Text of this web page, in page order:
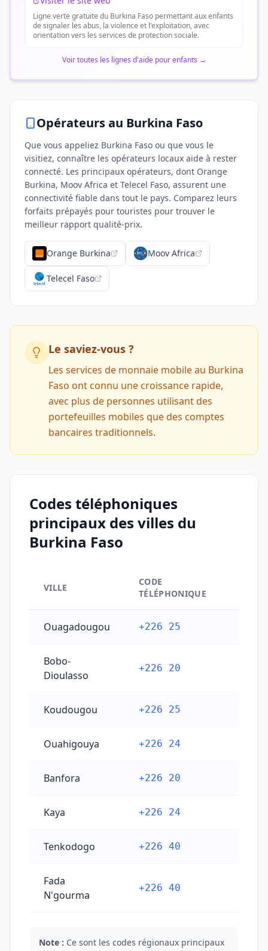
Ligne verte gratuite du Burkina Faso permettant aux enfants
de signaler les abus, la violence et l'exploitation, avec
orientation vers les services de protection sociale.
Voir toutes les lignes d'aide pour enfants →
Opérateursau Burkina Faso
Que vous appeliez Burkina Faso ou que vous le
visitiez, connaître les opérateurs locaux aide à rester
connecté. Les principaux opérateurs, dont Orange
Burkina, Moov Africa et Telecel Faso, assurent une
connectivité fiable dans tout le pays. Comparez leurs
forfaits prépayés pour touristes pour trouver le
meilleur rapport qualité-prix.
Orange Burkina Moov Africa
Telecel Faso
Le saviez-vous ?
Les services de monnaie mobile au Burkina
Faso ont connu une croissance rapide,
avec plus de personnes utilisant des
portefeuilles mobiles que des comptes
bancaires traditionnels.
Codes téléphoniques
principaux des villes du
Burkina Faso
VILLE
CODE
TÉLÉPHONIQUE
Ouagadougou +226 25
Bobo-
Dioulasso
+226 20
Koudougou +226 25
Ouahigouya +226 24
Banfora +226 20
Kaya +226 24
Tenkodogo +226 40
Fada
N'gourma
+226 40
Note : Ce sont les codes régionaux principaux